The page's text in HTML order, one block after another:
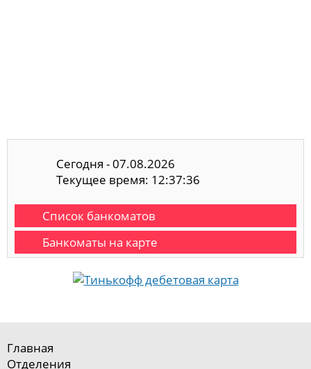
Сегодня - 07.08.2026
Текущее время: 12:37:37
Список банкоматов
Банкоматы на карте
Главная
Отделения